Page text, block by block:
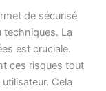
de sécurisé
techniques. La
est cruciale.
ces risques tout
Cela